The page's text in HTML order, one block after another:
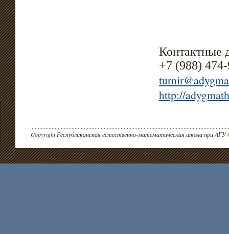
Контактные
+7 (988)
http://
Copyright Республиканская естественно-математическая школа при АГУ